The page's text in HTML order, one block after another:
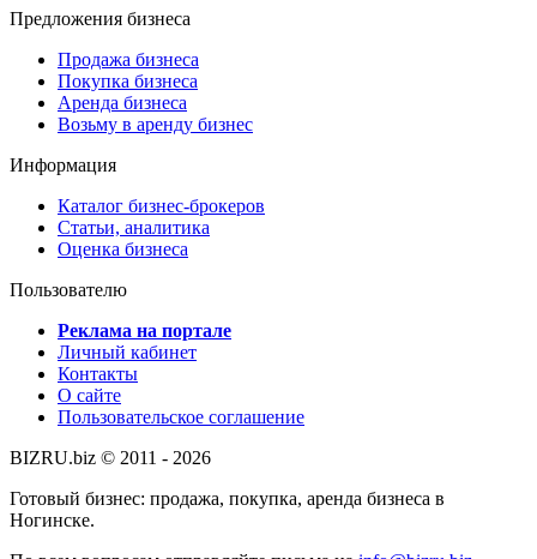
Предложения бизнеса
Продажа бизнеса
Покупка бизнеса
Аренда бизнеса
Возьму в аренду бизнес
Информация
Каталог бизнес-брокеров
Статьи, аналитика
Оценка бизнеса
Пользователю
Реклама на портале
Личный кабинет
Контакты
О сайте
Пользовательское соглашение
BIZRU.biz © 2011 - 2026
Готовый бизнес: продажа, покупка, аренда бизнеса в
Ногинске.